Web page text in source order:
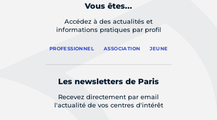
Vous êtes...
Accédez à des actualités et
informations pratiques par profil
PROFESSIONNEL ASSOCIATION JEUNE
Les newsletters de Paris
Recevez directement par email
l'actualité de vos centres d'intérêt